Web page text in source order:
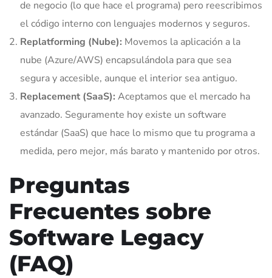
de negocio (lo que hace el programa) pero reescribimos
el código interno con lenguajes modernos y seguros.
Replatforming (Nube): Movemos la aplicación a la
nube (Azure/AWS) encapsulándola para que sea
segura y accesible, aunque el interior sea antiguo.
Replacement (SaaS): Aceptamos que el mercado ha
avanzado. Seguramente hoy existe un software
estándar (SaaS) que hace lo mismo que tu programa a
medida, pero mejor, más barato y mantenido por otros.
Preguntas
Frecuentes sobre
Software Legacy
(FAQ)